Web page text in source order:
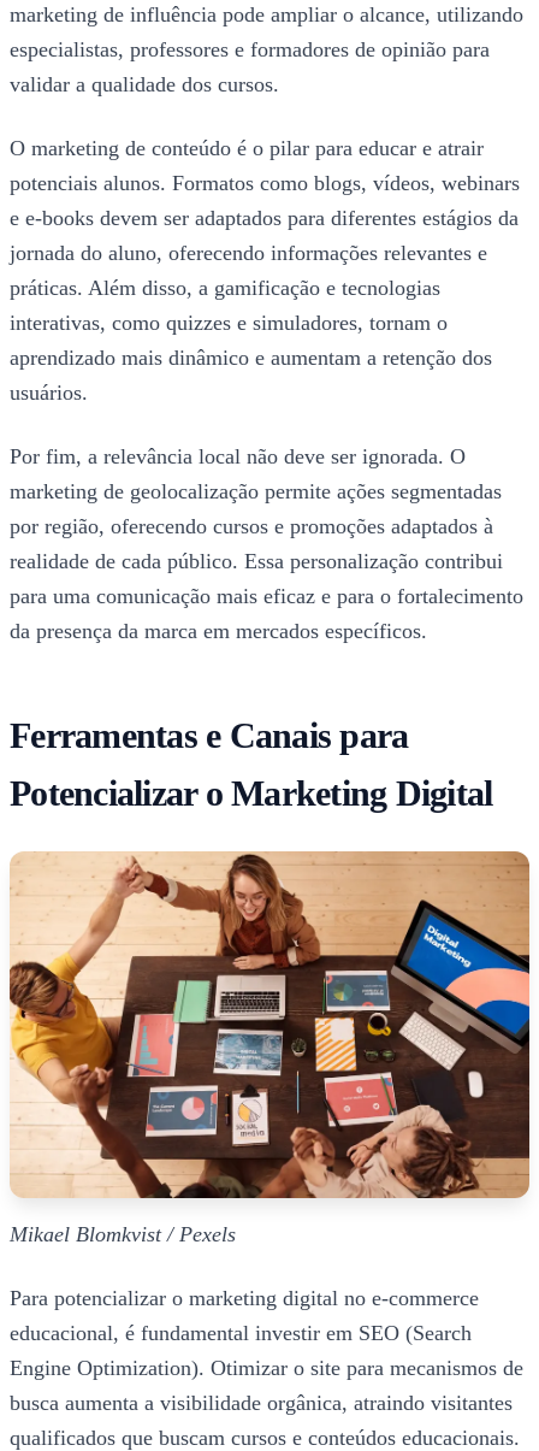
marketing de influência pode ampliar o alcance, utilizando
especialistas, professores e formadores de opinião para
validar a qualidade dos cursos.
O marketing de conteúdo é o pilar para educar e atrair
potenciais alunos. Formatos como blogs, vídeos, webinars
e e-books devem ser adaptados para diferentes estágios da
jornada do aluno, oferecendo informações relevantes e
práticas. Além disso, a gamificação e tecnologias
interativas, como quizzes e simuladores, tornam o
aprendizado mais dinâmico e aumentam a retenção dos
usuários.
Por fim, a relevância local não deve ser ignorada. O
marketing de geolocalização permite ações segmentadas
por região, oferecendo cursos e promoções adaptados à
realidade de cada público. Essa personalização contribui
para uma comunicação mais eficaz e para o fortalecimento
da presença da marca em mercados específicos.
Ferramentas e Canais para
Potencializar o Marketing Digital
Mikael Blomkvist / Pexels
Para potencializar o marketing digital no e-commerce
educacional, é fundamental investir em SEO (Search
Engine Optimization). Otimizar o site para mecanismos de
busca aumenta a visibilidade orgânica, atraindo visitantes
qualificados que buscam cursos e conteúdos educacionais.